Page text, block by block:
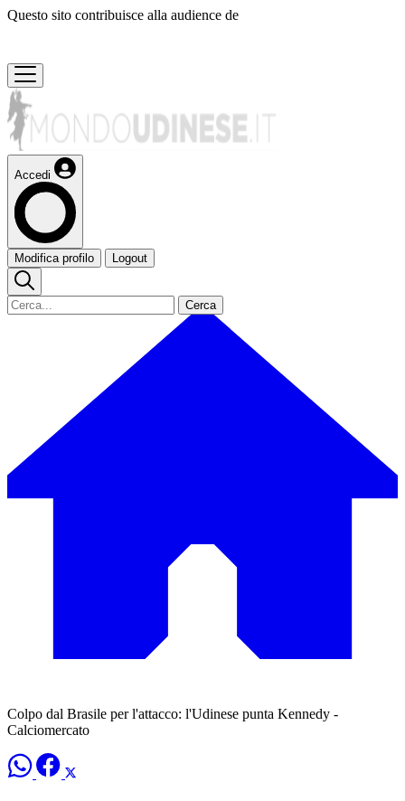
Questo sito contribuisce alla audience de
Accedi
Modifica profilo Logout
Cerca
Colpo dal Brasile per l'attacco: l'Udinese punta Kennedy -
Calciomercato